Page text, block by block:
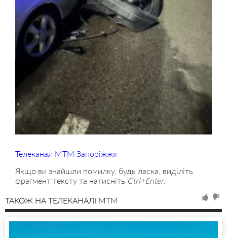
Телеканал МТМ Запоріжжя
Якщо ви знайшли помилку, будь ласка, виділіть
фрагмент тексту та натисніть Ctrl+Enter.
ТАКОЖ НА ТЕЛЕКАНАЛІ MTM